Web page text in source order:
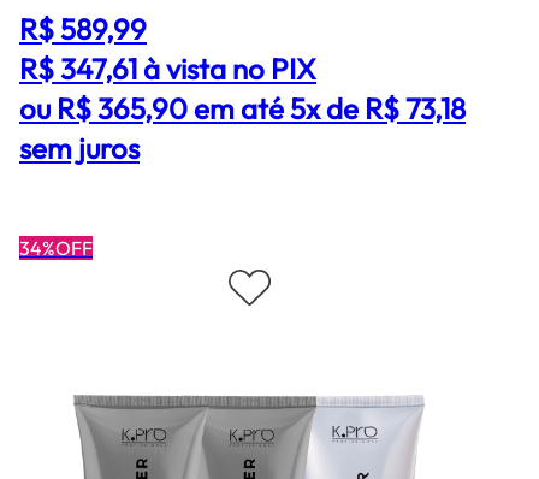
R$ 589,99
R$ 347,61à vista no PIX
ou R$ 365,90 em até 5x de R$ 73,18
sem juros
34%OFF